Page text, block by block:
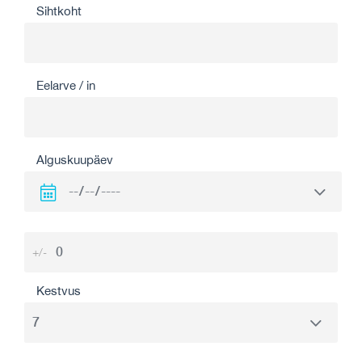
Sihtkoht
Eelarve / in
Alguskuupäev
+/-
Kestvus